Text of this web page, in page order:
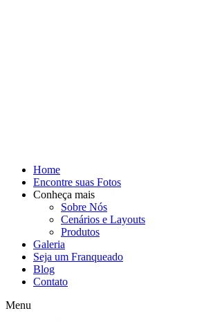
Home
Encontre suas Fotos
Conheça mais
Sobre Nós
Cenários e Layouts
Produtos
Galeria
Seja um Franqueado
Blog
Contato
Menu